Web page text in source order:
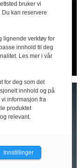
og
er
bruker vi
Du kan reservere
lignende verktøy for
innhold til deg
Les mer i vår
for deg som det
innhold og på
informasjon fra
produktet
relevant.
Innstillinger